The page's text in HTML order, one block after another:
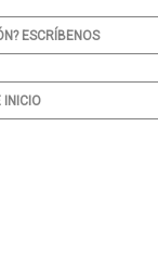
ESCRÍBENOS
INICIO